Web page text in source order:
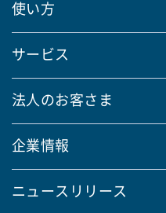
使い方
サービス
法人のお客さま
企業情報
ニュースリリース